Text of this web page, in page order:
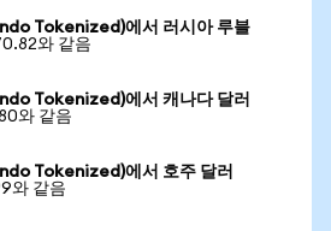
Tokenized)에서 러시아 루블
와 같음
Tokenized)에서 캐나다 달러
와 같음
Tokenized)에서 호주 달러
와 같음